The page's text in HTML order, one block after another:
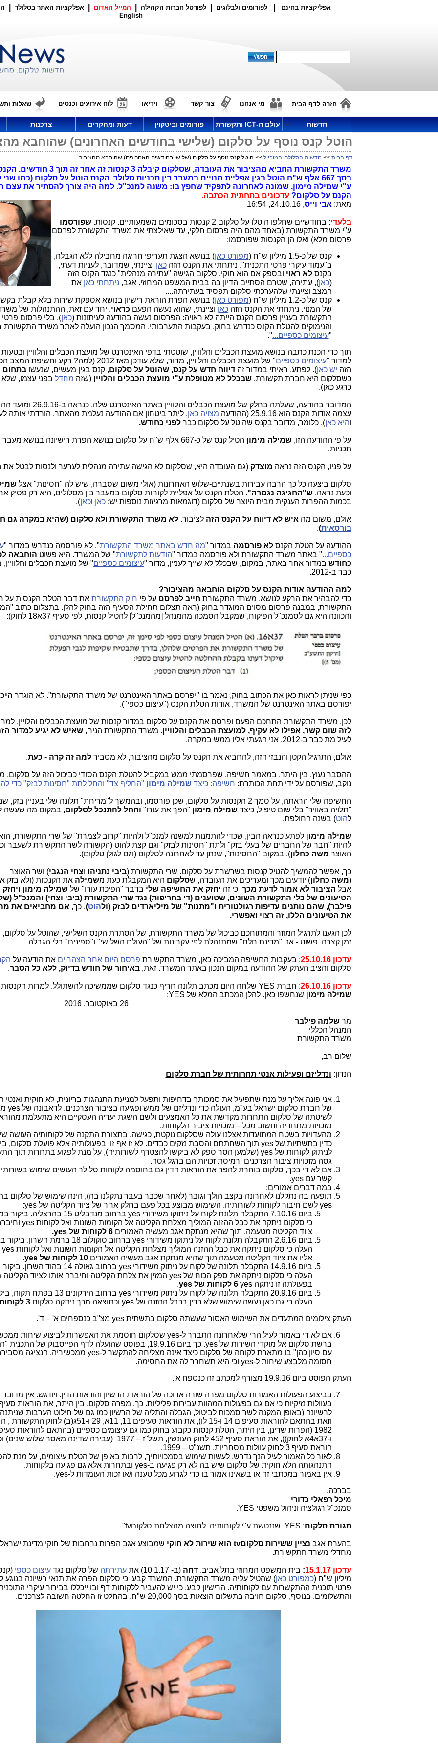
אפליקציות בחינם לפורומים ולבלוגים לפורטל חברות הקהילה המייל האדום אפלקציות האתר בסלולר
English
חזרה לדף הבית מי אנחנו צור קשר וידיאו לוח אירועים וכנסים שאלות
חדשות עולם ה-ICT ותקשורת פורומים וביטקוין דעות ומחקרים צרכנות
הוטל קנס נוסף על סלקום (שלישי בחודשים האחרונים) שהוחבא
דף הבית >> חדשות הסלולר והמובייל >> הוטל קנס נוסף על סלקום (שלישי בחודשים האחרונים) שהוחבא מהציבור
משרד התקשורת החביא מהציבור את העובדה, שסלקום קיבלה 3
בסך 667 אלף ש"ח הוטל בגין אפליית מנויים במעבר בין תכניות סלולר. הקנס הוטל על סלקום (כמו שני
ע"י שמילה מימון, שמונה לאחרונה לתפקיד שחפץ בו: משנה למנכ"ל. למה היה צורך להסתיר את עצם
הקנס על סלקום? עדכונים בתחתית הכתבה.
מאת: אבי וייס, 24.10.16, 16:54
בלעדי: בחודשיים שחלפו הוטלו על סלקום 2 קנסות בסכומים משמעותיים, קנסות,
שפורסמו
ע"י משרד התקשורת (באחד מהם היה פרסום חלקי, עד שאילצתי את משרד התקשורת לפרסם
פרסום מלא) ואלו הן הקנסות שפורסמו:
קנס של כ-1.5 מיליון ש"ח (
מפורט כאן) בנושא ‏הצגת תעריפי‏ חריגה‏ מחבילה ללא ‏הגבלה‏,
ב"עמוד ‏עיקרי ‏פרטי ‏התכנית". ניתחתי את הקנס הזהכאן וציינתי, שמדובר, לעניות דעתי,
בקנסלא ראוי ובספק אם הוא חוקי. סלקום הגישה "עתירה מנהלית" כנגד הקנס הזה
(כאן), עתירה, שטרם הסתיים הדיון בה בבית המשפט המחוזי. אגב, ניתחתי כאן את
המצב וציינתי שלהערכתי סלקום תפסיד בעתירתה....
קנס של כ-1.2 מיליון ש"ח (
מפורט כאן) בנושא הפרת ‏הוראת ‏רישיון‏ בנושא ‏אספקת ‏שירות‏ בלא ‏קבלת‏
‏של ‏המנוי. ניתחתי את הקנס הזהכאן וציינתי, שהוא נעשה הפעם כראוי. יחד עם זאת, ההתנהלות של
התקשורת בעניין פרסום הקנס הייתה לא ראויה: הפרסום נעשה בהודעה לעיתונות (כאן), בלי פרסום
והנימוקים להטלת הקנס כנדרש בחוק. בעקבות התערבותי, המסמך הנכון הועלה לאתר משרד התקשורת
"עיצומים כספיים...".
תוך כדי הכנת כתבה בנושא מועצת הכבלים והלוויין, שוטטתי בדפי האינטרנט של מועצת הכבלים והלוויין
למדור "עיצומים כספיים
" של מועצת הכבלים והלוויין, מדור, שלא עודכן מאז 2012 (למה? רקע וחשיפת
הזה יש כאן). לפתע, ראיתי במדור זהדיווח חדש על קנס, שהוטל על סלקום, קנס בגין מעשים, שנעשובתחום
כשסלקום היא חברת תקשורת,שבכלל לא מטופלת ע"י מועצת הכבלים והלויין (שזה מחדל בפני עצמו, שלא
כרגע כאן).
המדובר בהודעה, שעלתה בחלק של מועצת הכבלים והלוויין באתר
עצמה אודות הקנס הוא 25.9.16 (ההודעה
מצויה כאן, ליתר ביטחון אם ההודעה נעלמת מהאתר, הורדתי אותה
והיא כאן). כלומר, מדובר בקנס שהוטל על סלקום כברלפני כחודש.
על פי ההודעה הזו,שמילה מימון
הטיל קנס של כ-667 אלף ש"ח על סלקום בנושא הפרת רישיונה ‏בנושא‏
‏תכניות.
על פניו, הקנס הזה נראה מוצדק (גם העובדה היא, שסלקום לא הגישה עתירה מנהלית לערער ולנסות לבטל את
סלקום ביצעה כל כך הרבה עבירות בשנתיים-שלוש האחרונות (אולי משום שסברה, שיש לה "חסינות" אצל
וכעת נראה,ש"החגיגה נגמרה". הטלת הקנס על אפליית לקוחות סלקום במעבר בין מסלולים, היא רק פסיק
בכמות ההפרות הענקית מבית היוצר של סלקום (דוגמאות מרגיזות נוספות יש:כאן וכאן).
אולם, משום מה איש לא דיווח על הקנס הזה לציבור.לא משרד התקשורת ולא סלקום (שהיא במקרה גם
בורסאית)
.
ההודעה על הטלת הקנסלא פורסמה במדור "מה חדש באתר משרד התקשורת", לא פורסמה כנדרש במדור "
כספיים..." באתר משרד התקשורת ולא פורסמה במדור "הודעות לתקשורת" של המשרד. היא פשוט הוחבאה
כחודש במדור אחר באתר, במקום, שבכלל לא שייך לעניין, מדור "עיצומים כספיים" של מועצת הכבלים
כבר ב-2012.
למה ההודעה אודות הקנס על סלקום הוחבאה מהציבור?
כדי להבהיר את הרקע לנושא, משרד התקשורת חייב לפרסם על פי חוק התקשורת את דבר הטלת הקנסות על
התקשורת, במבנה פרסום מסוים המוגדר בחוק (ראה תצלום תחילת הסעיף הזה בחוק להלן. בתצלום כתוב
והכוונה היא גם לסמנכ"ל הפיקוח, שמקבל הסמכה מהמנהל [מהמנכ"ל] להטיל קנסות, לפי סעיף 37א18 לחוק):
כפי שניתן לראות כאן את הכתוב בחוק, נאמר בו "יפרסם באתר האינטרנט של משרד התקשורת". לא הוגדר
יפורסם באתר האינטרנט של המשרד, אודות הטלת הקנס ("עיצום כספי").
לכן, משרד התקשורת התחכם הפעם ופרסם את הקנס על סלקום במדור קנסות של מועצת הכבלים והלויין,
לזה שום קשר, אפילו לא עקיף, למועצת הכבלים והלוויין. משרד התקשורת הניח,שאיש לא יגיע למדור
לעיל מת כבר ב-2012. אני הגעתי אליו ממש במקרה.
אולם, התרגיל הקטן והנבזי הזה, להחביא את הקנס על סלקום מהציבור, לא מסבירלמה זה קרה - כעת.
ההסבר נעוץ, בין היתר, במאמר חשיפה, שפרסמתי ממש במקביל להטלת הקנס הסודי כביכול הזה על סלקום,
נוקב, שפורסם על ידי תחת הכותרת: חשיפה: כיצדשמילה מימון "החליף צד" והחל לתת "חסינות לבזק" כדי
החשיפה שלי הראתה, על סמך 2 הקנסות על סלקום, שכן פורסמו, ובהמשך ל"מריחת" תלונה שלי בעניין
"תלויה באוויר" בלי שום טיפול, כיצדשמילה מימון "הפך את עורו" והחל להתנכל לסלקום, במקום מה שעשה
להוט) בשנה החולפת.
שמילה מימוןלפתע כנראה הבין, שכדי להתמנות למשנה למנכ"ל ולהיות "קרוב לצמרת" של שרי התקשורת,
להיות "חבר של החברים של בעלי בזק" ולתת "חסינות לבזק" וגם קצת להוט (הקשורה לשר התקשורת לשעבר
האוצר משה כחלון), במקום "החסינות", שנתן עד לאחרונה לסלקום (וגם לגולן טלקום).
כך, אפשר להמשיך להטיל קנסות בשרשרת על סלקום. שרי התקשורת (ביבי נתניהו וצחי הנגבי) ושר האוצר
(משה כחלון) יודעים מכך ומעריכים את העובדה, שסלקום היא המקבלת כעת משמילה את הקנסות (ולא בזק
אבל הציבור לא אמור לדעת מכך, כי זה יחזק את החשיפה שלי בדבר "הפיכת עורו" שלשמילה מימון
הטיעונים של כלי התקשורת השונים, שטוענים (די בחריפות) נגד שרי התקשורת (ביבי וצחי) והמנכ"ל
פילבר), שהם נותנים עדיפות רגולטורית ו"מתנות" של מיליארדים לבזק (ולהוט). כך, אם מחביאים את
את הטיעונים הללו, זה רצוי ואפשרי.
לכן הגענו לתרגיל המוזר והמתוחכם כביכול של משרד התקשורת, של הסתרת הקנס השלישי, שהוטל על
זמן קצרה. פשוט - אנו "מדינת חלם" שמתנהלת לפי עקרונות של "העולם השלישי" ו"ספינים" בלי הגבלה.
עדכון 25.10.16 : בעקבות החשיפה המביכה כאן, משרד התקשורת פרסם היום אחר הצהריים את הודעה על
סלקום והציב העתק של ההודעה במקום הנכון באתר המשרד. זאת,באיחור של חודש בדיוק, ללא כל הסבר.
עדכון 26.10.16
: חברת YES שלחה היום מכתב תלונה חריף כנגד סלקום שממשיכה להשתולל, למרות הקנסות של
שמילה מימון שנחשפו כאן. להלן המכתב המלא של YES:
26 באוקטובר, 2016
מרשלמה פילבר
המנהל הכללי
משרד התקשורת
שלום רב,
הנדון: ונדליזם ופעילות אנטי תחרותית של חברת סלקום
אני פונה אליך על מנת שתפעיל את סמכותך בדחיפות ותפעל למניעת התנהגות בריונית, לא חוקית ואנטי
של חברת סלקום ישראל בע"מ, העולה כדי ונדליזם של ממש ופגיעה בציבור הצרכנים. לדאבונה שלyes
לשיטתה של סלקום התחרות מקדשת את כל האמצעים ולשם השגת יעדיה העסקיים היא מתעלמת
מזכויות מתחריה וחשוב מכל – מזכויות ציבור הלקוחות.
מהעדויות בשטח המתועדות אצלנו עולה שסלקום נוקטת, כגישה, בתצורת התקנה של לקוחותיה העושה
כדין בתשתיות שלyes תוך השחתתם והסבת נזקים כבדים. לא זו אף זו, בפעולותיה אלא פועלת סלקום,
לניתוק לקוחות שלyes (שלמען הסר ספק לא ביקשו להצטרף לשורותיה), על מנת לפגוע בתחרות תוך
גסה מזכויות ציבור הצרכנים ורמיסת זכויותיהם ברגל גסה.
אם לא די בכך, סלקום בוחרת להפר את הוראות הדין גם בחוסמה לקוחות סלולר העושים שימוש
קשר עםyes
.
במה דברים אמורים:
תופעה בה נתקלנו לאחרונה בקצב הולך וגובר (לאחר שכבר בעבר נתקלנו בה), הינה שימוש של סלקום
yes לשם חיבור לקוחות לשורותיה. השימוש מבוצע בכל פעם בחלק אחר של ציוד הקליטה שלyes
:
ביום 7.10.16 התקבלה תלונת לקוח על ניתוקו משידורי
yes
ברחוב מנדבליט 15 בהרצליה.
כי סלקום ניתקה את כבל ההזנה המוליך מצלחת הקליטה אל הקומות השונות ואל לקוחותyes
ציוד הקליטה מטעמה, תוך שהיא מנתקת אגב מעשיה האמורים6 לקוחות של yes
.
ביום 2.6.16 התקבלה תלונת לקוח על ניתוקו משידורי
yes
ברחוב סוקולוב 18 ברמת השרון.
העלה כי סלקום ניתקה את כבל ההזנה המוליך מצלחת הקליטה אל הקומות השונות ואל לקוחותyes
אליו את ציוד הקליטה מטעמה תוך שהיא מנתקת אגב מעשיה האמורים10 לקוחות של yes
.
ביום 14.9.16 התקבלה תלונה של לקוח על ניתוק משידורי
yes
ברחוב גאולה 14 בהוד השרון.
העלה כי סלקום ניתקה את ספק הכוח שלyes המזין את צלחת הקליטה וחיברה אותו לציוד
בפעולתה זו ניתקהyes 6 לקוחות של yes
.
ביום 20.9.16 התקבלה תלונה של לקוח על ניתוק משידורי
yes
ברחוב הירקונים 13 בפתח
העלה כי גם כאן נעשה שימוש שלא כדין בכבל ההזנה שלyes וכתוצאה מכך ניתקה סלקום3 לקוחות של
העתק צילומים המתעדים את השימוש האסור שעשתה סלקום בתשתיתyes מצ"ב כנספחים א' – ד'.
אם לא די באמור לעיל הרי שלאחרונה התברר ל-yes שסלקום חוסמת את האפשרות לביצוע שיחות
ברשת סלקום אל מוקדי השירות שלyes
. כך ביום 19.9.16, בפוסט שהועלה לדף הפייסבוק של התכנית
עם סיון כהן" בו מתארת לקוחה של סלקום כיצד אינה מצליחה להתקשר ל-yes ממכשיריה. הנציגה
חסומה מלבצע שיחות ל-yes וכי היא תשחרר לה את החסימה.
העתק הפוסט ביום 19.9.16 מצורף למכתב זה כנספח א'.
בביצוע הפעולות האמורות סלקום מפרה שורה ארוכה של הוראות הרשיון והוראות הדין. ויודגש. אין מדובר
לרשיונה (באופן המקנה לשר סמכות לביטול, הגבלה והתליה של הרשיון כמו גם של חילוט הערבות שניתנה
וזאת בהתאם להוראות סעיפים 14 ו-15 לו), את הוראות סעיפים 11, 11א, 29
ו-37א4א לחוק)), את הוראת סעיף 452 לחוק העונשין, תשל"ז – 1977 (עבירה שדינה מאסר
הוראת סעיף 3 לחוק עוולות מסחריות, תשנ"ט – 1999.
לאור כל האמור לעיל הנך נדרש, לעשות שימוש בסמכויותיך, לרבות באופן של הטלת עיצומים, על מנת
התנהגותה הלא חוקית של סלקום שיש בה לא רק פגיעה ב-yes ובתחרות אלא גם פגיעה בלקוחות.
אין באמור במכתבי זה או בשאינו אמור בו כדי לגרוע מכל טענה ו/או זכות העומדות ל-yes
.
בברכה,
מיכל רפאלי כדורי
סמנכ"ל רגולציה וניהול משפטי YES.
תגובת סלקום: YES, שננטשת ע"י לקוחותיה, לחוצה מהצלחת סלקוםtv".
בהערת אגב נציין ששירות סלקוםtv הוא שירות לא חוקי
שמבוצע אגב הפרות נרחבות של חוקי מדינת
מחדלי משרד התקשורת.
עדכון 15.1.17 : בית המשפט המחוזי בתל אביב,דחה(ב- 10.1.17) את עתירתה של סלקום נגדעיצום כספי
מיליון ש"ח (כמפורט כאן) שהטיל עליה משרד התקשורת. המשרד קבע, כי סלקום הפרה את תנאי רשיונה בנוגע
פרטי תוכנית ההתקשרות עם לקוחותיה. הרישיון קבע, כי יש להעביר ללקוחות דף ובו ייכללו בבירור עיקרי
והתשלומים. בנוסף, סלקום חויבה בתשלום הוצאות בסך 20,000 ש"ח. בהחלט זו החלטה חשובה לצרכנים.